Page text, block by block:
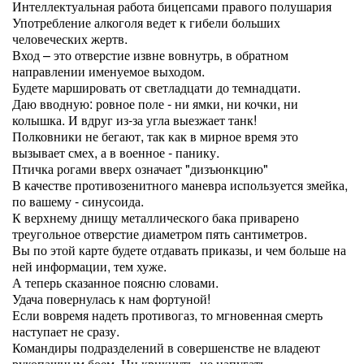
Интеллектуальная работа бицепсами правого полушария
Употребление алкоголя ведет к гибели больших
человеческих жертв.
Вход – это отверстие извне вовнутрь, в обратном
направлении именуемое выходом.
Будете маршировать от светладцати до темнадцати.
Даю вводную: ровное поле - ни ямки, ни кочки, ни
колышка. И вдруг из-за угла выезжает танк!
Полковники не бегают, так как в мирное время это
вызывает смех, а в военное - панику.
Птичка рогами вверх означает "дизъюнкцию"
В качестве противозенитного маневра используется змейка,
по вашему - синусоида.
К верхнему днищу металлического бака приварено
треугольное отверстие диаметром пять сантиметров.
Вы по этой карте будете отдавать приказы, и чем больше на
ней информации, тем хуже.
А теперь сказанное поясню словами.
Удача повернулась к нам фортуной!
Если вовремя надеть противогаз, то мгновенная смерть
наступает не сразу.
Командиры подразделений в совершенстве не владеют